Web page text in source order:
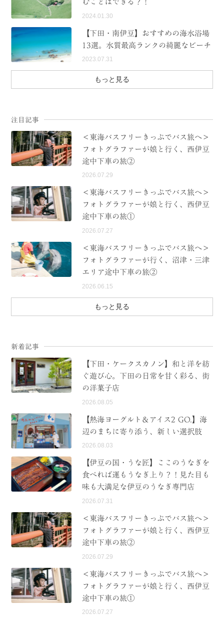
2024.01.30
【下田・南伊豆】おすすめの海水浴場
13選。水質最高ランクの綺麗なビーチ
2023.07.31
もっと見る
注目記事
＜東海バスフリーきっぷでバス旅へ＞
フォトグラファーが娘と行く、西伊豆
途中下車の旅②
2026.07.29
＜東海バスフリーきっぷでバス旅へ＞
フォトグラファーが娘と行く、西伊豆
途中下車の旅①
2026.07.27
＜東海バスフリーきっぷでバス旅へ＞
フォトグラファーが行く、沼津・三津
エリア途中下車の旅②
2026.06.15
もっと見る
新着記事
【下田・ケークスカノン】和と洋を紡
ぐ遊び心。下田の日常を甘く彩る、街
の洋菓子店
2026.08.05
【熱海ヨーグルト＆アイス2 GO.】海
辺のまちに寄り添う、新しい選択肢
2026.08.03
【伊豆の国・うな匠】ここのうなぎを
食べれば運もうなぎ上り？！見た目も
味も大満足な伊豆のうなぎ専門店
2026.07.31
＜東海バスフリーきっぷでバス旅へ＞
フォトグラファーが娘と行く、西伊豆
途中下車の旅②
2026.07.29
＜東海バスフリーきっぷでバス旅へ＞
フォトグラファーが娘と行く、西伊豆
途中下車の旅①
2026.07.27